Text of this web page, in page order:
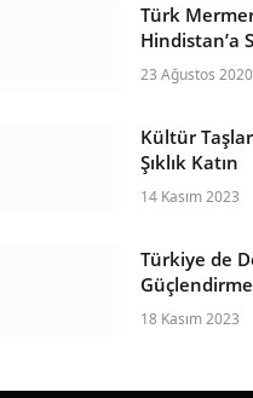
Türk
Hindistan’a
23 Ağustos 2020
Kültür
Şıklık Katın
14 Kasım 2023
Türkiye de
18 Kasım 2023